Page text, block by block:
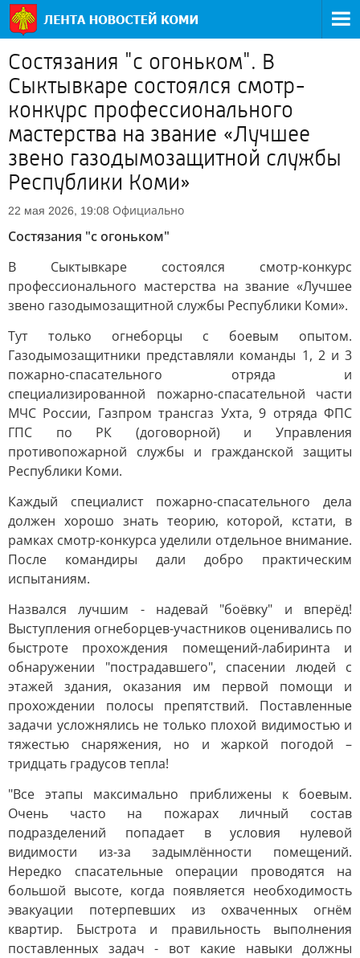
Состязания "с огоньком". В
Сыктывкаре состоялся смотр-
конкурс профессионального
мастерства на звание «Лучшее
звено газодымозащитной службы
Республики Коми»
22 мая 2026, 19:08 Официально
Состязания "с огоньком"
В Сыктывкаре состоялся смотр-конкурс
профессионального мастерства на звание «Лучшее
звено газодымозащитной службы Республики Коми».
Тут только огнеборцы с боевым опытом.
Газодымозащитники представляли команды 1, 2 и 3
пожарно-спасательного отряда и
специализированной пожарно-спасательной части
МЧС России, Газпром трансгаз Ухта, 9 отряда ФПС
ГПС по РК (договорной) и Управления
противопожарной службы и гражданской защиты
Республики Коми.
Каждый специалист пожарно-спасательного дела
должен хорошо знать теорию, которой, кстати, в
рамках смотр-конкурса уделили отдельное внимание.
После командиры дали добро практическим
испытаниям.
Назвался лучшим - надевай "боёвку" и вперёд!
Выступления огнеборцев-участников оценивались по
быстроте прохождения помещений-лабиринта и
обнаружении "пострадавшего", спасении людей с
этажей здания, оказания им первой помощи и
прохождении полосы препятствий. Поставленные
задачи усложнялись не только плохой видимостью и
тяжестью снаряжения, но и жаркой погодой –
тридцать градусов тепла!
"Все этапы максимально приближены к боевым.
Очень часто на пожарах личный состав
подразделений попадает в условия нулевой
видимости из-за задымлённости помещений.
Нередко спасательные операции проводятся на
большой высоте, когда появляется необходимость
эвакуации потерпевших из охваченных огнём
квартир. Быстрота и правильность выполнения
поставленных задач - вот какие навыки должны